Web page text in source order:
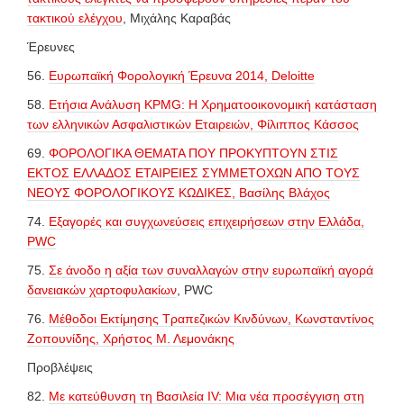
τακτικού ελέγχου , Μιχάλης Καραβάς
Έρευνες
56. Ευρωπαϊκή Φορολογική Έρευνα 2014, Deloitte
58. Ετήσια Ανάλυση KPMG: Η Χρηματοοικονομική κατάσταση
των ελληνικών Ασφαλιστικών Εταιρειών, Φίλιππος Κάσσος
69. ΦΟΡΟΛΟΓΙΚΑ ΘΕΜΑΤΑ ΠΟΥ ΠΡΟΚΥΠΤΟΥΝ ΣΤΙΣ
ΕΚΤΟΣ ΕΛΛΑΔΟΣ ΕΤΑΙΡΕΙΕΣ ΣΥΜΜΕΤΟΧΩΝ ΑΠΟ ΤΟΥΣ
ΝΕΟΥΣ ΦΟΡΟΛΟΓΙΚΟΥΣ ΚΩΔΙΚΕΣ, Βασίλης Βλάχος
74. Εξαγορές και συγχωνεύσεις επιχειρήσεων στην Ελλάδα,
PWC
75. Σε άνοδο η αξία των συναλλαγών στην ευρωπαϊκή αγορά
δανειακών χαρτοφυλακίων , PWC
76. Μέθοδοι Εκτίμησης Τραπεζικών Κινδύνων, Κωνσταντίνος
Ζοπουνίδης, Χρήστος Μ. Λεμονάκης
Προβλέψεις
82. Με κατεύθυνση τη Βασιλεία IV: Μια νέα προσέγγιση στη